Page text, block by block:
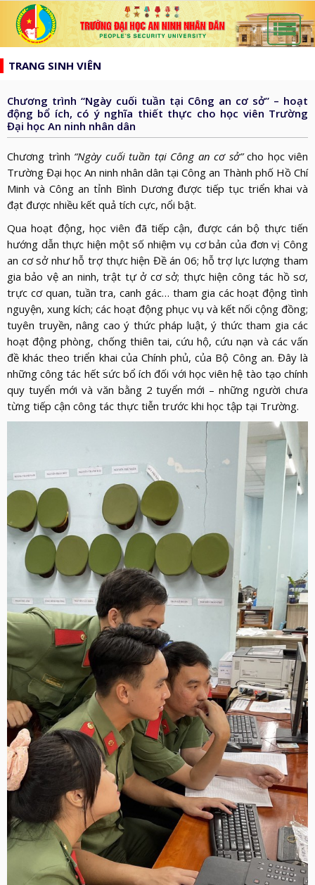
list
search
CHỦ
GIỚI
THIỆU
HƯỚNG
TỚI
BẦU
CỬ
VÀ
HĐND
TẠP
CHÍ
AN
NINH
NHÂN
DÂN
TIN
TỨC
TẠO
NGHIÊN
CỨU
KHOA
HỌC
XÂY
DỰNG
LỰC
LƯỢNG
THƯ
VIỆN
ẢNH
THƯ
VIỆN
VIDEO
LIÊN
HỆ
TRANG SINH VIÊN
Chương trình “Ngày cuối tuần tại Công an cơ sở” – hoạt
động bổ ích, có ý nghĩa thiết thực cho học viên Trường
Đại học An ninh nhân dân
Chương trình “Ngày cuối tuần tại Công an cơ sở”cho học viên
Trường Đại học An ninh nhân dân tại Công an Thành phố Hồ Chí
Minh và Công an tỉnh Bình Dương được tiếp tục triển khai và
đạt được nhiều kết quả tích cực, nổi bật.
Qua hoạt động, học viên đã tiếp cận, được cán bộ thực tiến
hướng dẫn thực hiện một số nhiệm vụ cơ bản của đơn vị Công
an cơ sở như hỗ trợ thực hiện Đề án 06; hỗ trợ lực lượng tham
gia bảo vệ an ninh, trật tự ở cơ sở; thực hiện công tác hồ sơ,
trực cơ quan, tuần tra, canh gác… tham gia các hoạt động tình
nguyện, xung kích; các hoạt động phục vụ và kết nối cộng đồng;
tuyên truyền, nâng cao ý thức pháp luật, ý thức tham gia các
hoạt động phòng, chống thiên tai, cứu hộ, cứu nạn và các vấn
đề khác theo triển khai của Chính phủ, của Bộ Công an. Đây là
những công tác hết sức bổ ích đối với học viên hệ tào tạo chính
quy tuyển mới và văn bằng 2 tuyển mới – những người chưa
từng tiếp cận công tác thực tiễn trước khi học tập tại Trường.